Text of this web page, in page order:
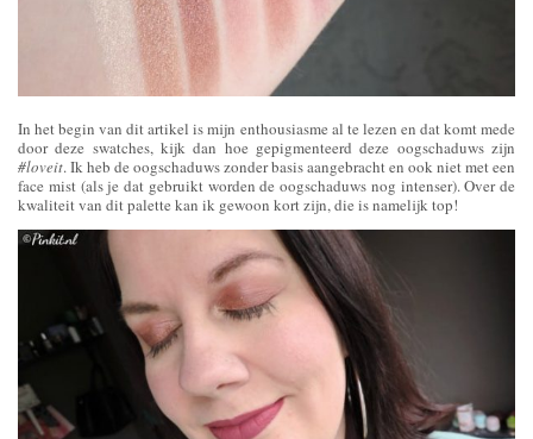
In het begin van dit artikel is mijn enthousiasme al te lezen en dat komt mede
door deze swatches, kijk dan hoe gepigmenteerd deze oogschaduws zijn
#loveit. Ik heb de oogschaduws zonder basis aangebracht en ook niet met een
face mist (als je dat gebruikt worden de oogschaduws nog intenser). Over de
kwaliteit van dit palette kan ik gewoon kort zijn, die is namelijk top!